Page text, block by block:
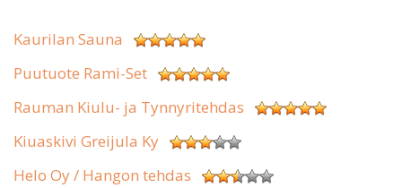
Kaurilan Sauna
Puutuote Rami-Set
Rauman Kiulu- ja Tynnyritehdas
Kiuaskivi Greijula Ky
Helo Oy / Hangon tehdas